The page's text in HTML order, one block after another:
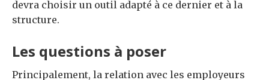
devra choisir un outil adapté à ce dernier et à la
structure.
Les questions à poser
Principalement, la relation avec les employeurs